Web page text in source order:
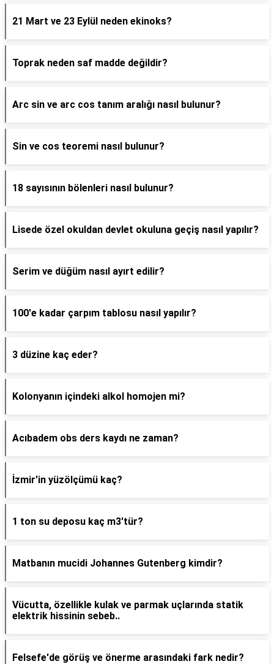
21 Mart ve 23 Eylül neden ekinoks?
Toprak neden saf madde değildir?
Arc sin ve arc cos tanım aralığı nasıl bulunur?
Sin ve cos teoremi nasıl bulunur?
18 sayısının bölenleri nasıl bulunur?
Lisede özel okuldan devlet okuluna geçiş nasıl yapılır?
Serim ve düğüm nasıl ayırt edilir?
100'e kadar çarpım tablosu nasıl yapılır?
3 düzine kaç eder?
Kolonyanın içindeki alkol homojen mi?
Acıbadem obs ders kaydı ne zaman?
İzmir'in yüzölçümü kaç?
1 ton su deposu kaç m3'tür?
Matbanın mucidi Johannes Gutenberg kimdir?
Vücutta, özellikle kulak ve parmak uçlarında statik
elektrik hissinin sebeb..
Felsefe'de görüş ve önerme arasındaki fark nedir?